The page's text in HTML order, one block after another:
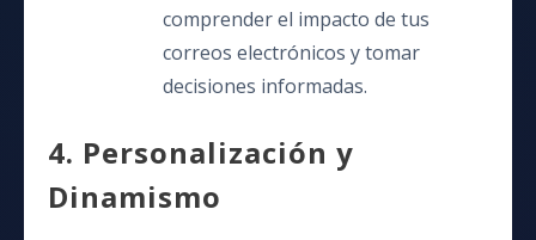
comprender el impacto de tus
correos electrónicos y tomar
decisiones informadas.
4. Personalización y
Dinamismo